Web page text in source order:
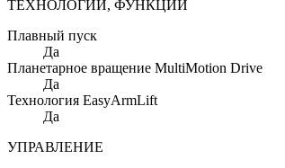
ТЕХНОЛОГИИ, ФУНКЦИИ
Плавный пуск
Да
Планетарное вращение MultiMotion Drive
Да
Технология EasyArmLift
Да
УПРАВЛЕНИЕ